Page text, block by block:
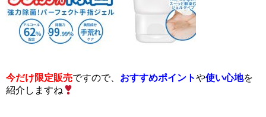
今だけ限定販売ですので、 おすすめポイントや使い心地を
紹介しますね